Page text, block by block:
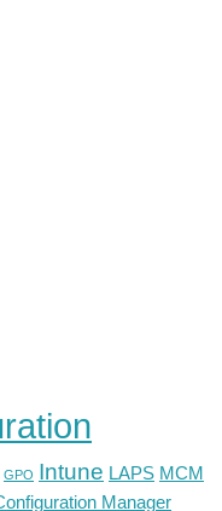
GPO Intune LAPS MCM
Manager